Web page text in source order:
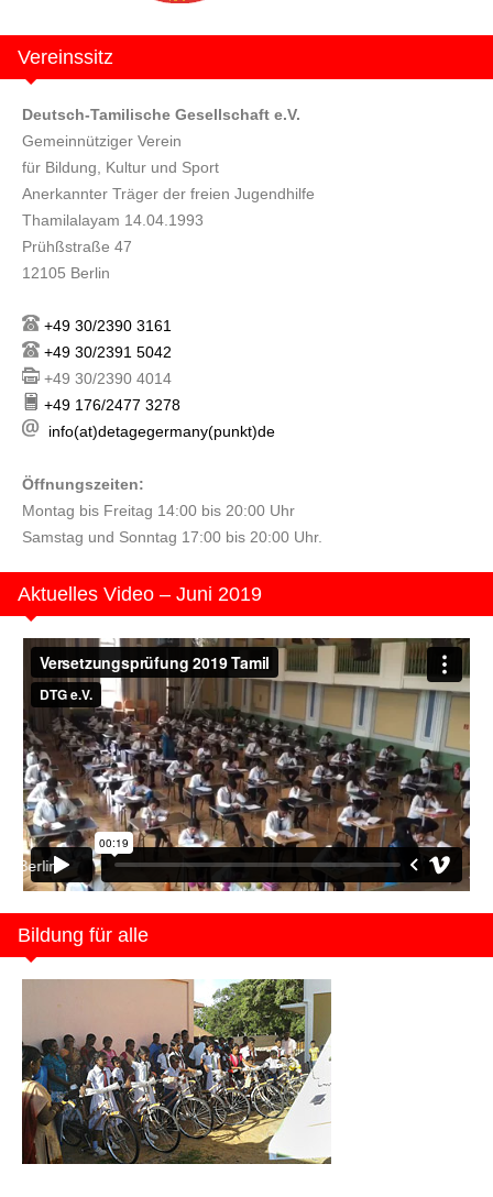
Vereinssitz
Deutsch-Tamilische Gesellschaft e.V.
Gemeinnütziger Verein
für Bildung, Kultur und Sport
Anerkannter Träger der freien Jugendhilfe
Thamilalayam 14.04.1993
Prühßstraße 47
12105 Berlin
+49 30/2390 3161
+49 30/2391 5042
+49 30/2390 4014
+49 176/2477 3278
info(at)detagegermany(punkt)de
Öffnungszeiten:
Montag bis Freitag 14:00 bis 20:00 Uhr
Samstag und Sonntag 17:00 bis 20:00 Uhr.
Aktuelles Video – Juni 2019
Bildung für alle